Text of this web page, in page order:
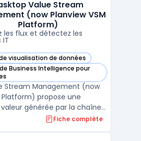
PMO, responsabl ...
Value Stream
(now Planview VSM
Platform)
les flux et détectez les
IT
visualisation de données
Value Stream Management (now Planview
Business Intelligence pour
Value Stream Management (now Planview
Stream Management (now
Platform) propose une
générée par la chaîne
logiciel. Cet outil cible
Fiche complète